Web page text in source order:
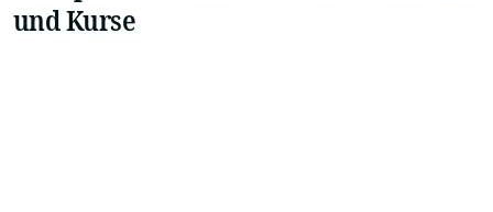
und Kurse